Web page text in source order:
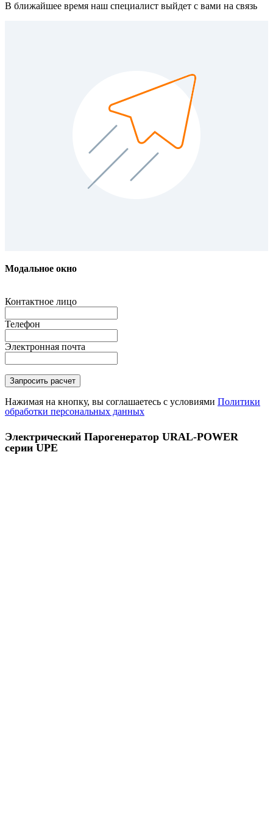
В ближайшее время наш специалист выйдет с вами на связь
Модальное окно
Контактное лицо
Телефон
Электронная почта
Нажимая на кнопку, вы соглашаетесь с условиями Политики
обработки персональных данных
Электрический Парогенератор URAL-POWER
серии UPE